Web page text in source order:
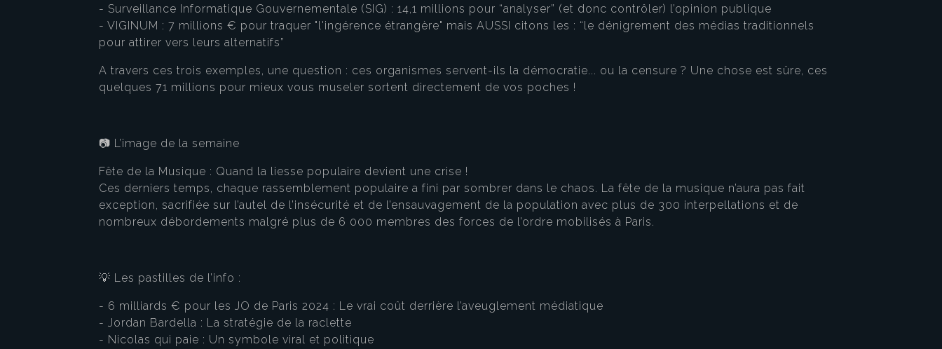
- Surveillance Informatique Gouvernementale (SIG) : 14,1 millions pour “analyser” (et donc contrôler) l’opinion publique
- VIGINUM : 7 millions € pour traquer "l'ingérence étrangère" mais AUSSI citons les : “le dénigrement des médias traditionnels
pour attirer vers leurs alternatifs”
A travers ces trois exemples, une question : ces organismes servent-ils la démocratie... ou la censure ? Une chose est sûre, ces
quelques 71 millions pour mieux vous museler sortent directement de vos poches !
📷 L’image de la semaine
Fête de la Musique : Quand la liesse populaire devient une crise !
Ces derniers temps, chaque rassemblement populaire a fini par sombrer dans le chaos. La fête de la musique n’aura pas fait
exception, sacrifiée sur l’autel de l’insécurité et de l’ensauvagement de la population avec plus de 300 interpellations et de
nombreux débordements malgré plus de 6 000 membres des forces de l’ordre mobilisés à Paris.
💡 Les pastilles de l’info :
- 6 milliards € pour les JO de Paris 2024 : Le vrai coût derrière l’aveuglement médiatique
- Jordan Bardella : La stratégie de la raclette
- Nicolas qui paie : Un symbole viral et politique